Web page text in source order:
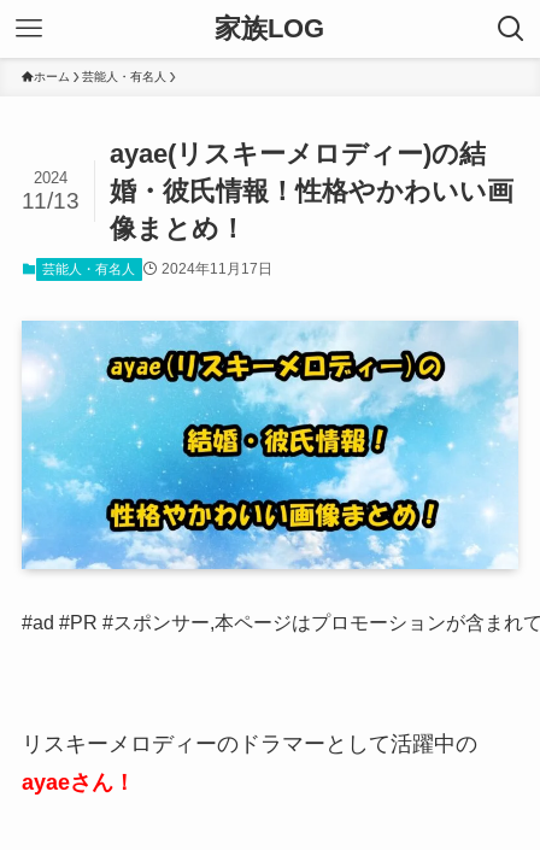
家族LOG
ホーム 芸能人・有名人
ayae(リスキーメロディー)の結
婚・彼氏情報！性格やかわいい画
像まとめ！
2024
11/13
芸能人・有名人 2024年11月17日
#ad #PR #スポンサー,本ページはプロモーションが含まれ
リスキーメロディーのドラマーとして活躍中の
ayaeさん！